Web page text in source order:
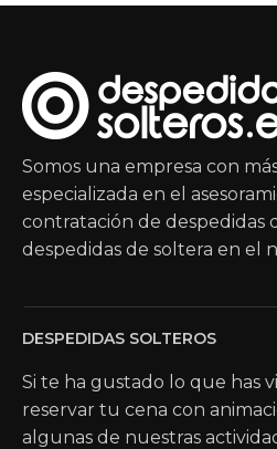
Somos una empresa con
especializada en el
contratación de despedidas
despedidas de soltera en el
DESPEDIDAS SOLTEROS
Si te ha gustado lo que has
reservar tu cena con
algunas de nuestras